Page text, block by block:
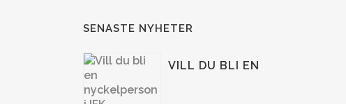
SENASTE NYHETER
VILL DU BLI EN